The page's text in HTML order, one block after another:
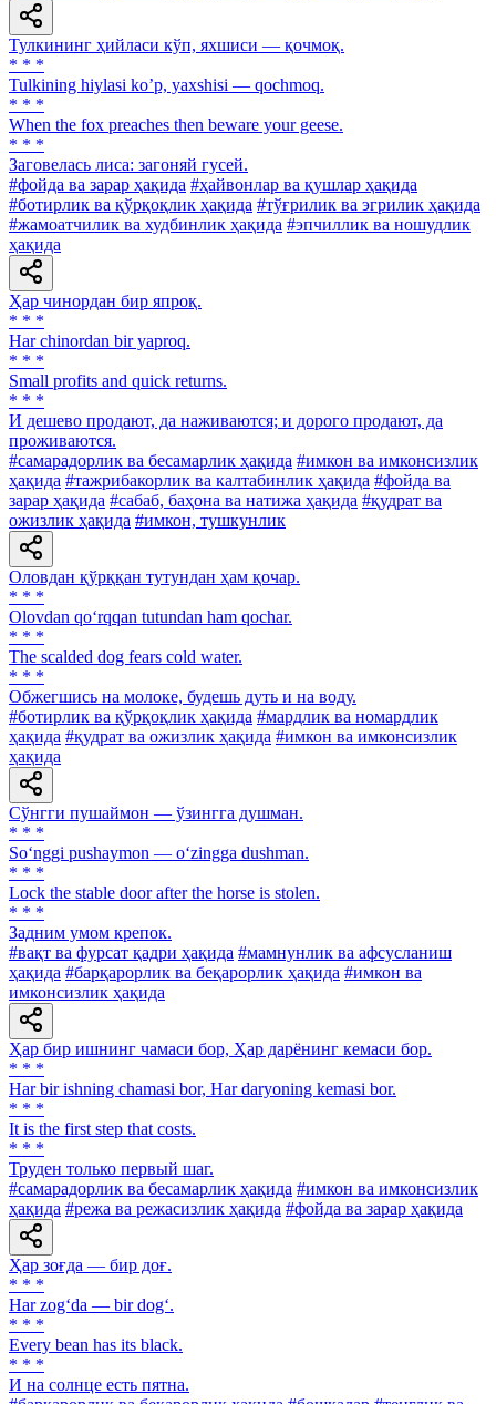
Тулкининг ҳийласи кўп, яхшиси — қочмоқ.
* * *
Tulkining hiylasi koʼp, yaxshisi — qochmoq.
* * *
When the fox preaches then beware your geese.
* * *
Заговелась лиса: загоняй гусей.
#фойда ва зарар ҳақида #ҳайвонлар ва қушлар ҳақида
#ботирлик ва қўрқоқлик ҳақида #тўғрилик ва эгрилик ҳақида
#жамоатчилик ва худбинлик ҳақида #эпчиллик ва ношудлик
ҳақида
Ҳар чинордан бир япроқ.
* * *
Har chinordan bir yaproq.
* * *
Small profits and quick returns.
* * *
И дешево продают, да наживаются; и дорого продают, да
проживаются.
#самарадорлик ва бесамарлик ҳақида #имкон ва имконсизлик
ҳақида #тажрибакорлик ва калтабинлик ҳақида #фойда ва
зарар ҳақида #сабаб, баҳона ва натижа ҳақида #қудрат ва
ожизлик ҳақида #имкон, тушкунлик
Оловдан қўрққан тутундан ҳам қочар.
* * *
Olovdan qo‘rqqan tutundan ham qochar.
* * *
The scalded dog fears cold water.
* * *
Обжегшись на молоке, будешь дуть и на воду.
#ботирлик ва қўрқоқлик ҳақида #мардлик ва номардлик
ҳақида #қудрат ва ожизлик ҳақида #имкон ва имконсизлик
ҳақида
Сўнгги пушаймон — ўзингга душман.
* * *
So‘nggi pushaymon — o‘zingga dushman.
* * *
Lock the stable door after the horse is stolen.
* * *
Задним умом крепок.
#вақт ва фурсат қадри ҳақида #мамнунлик ва афсусланиш
ҳақида #барқарорлик ва беқарорлик ҳақида #имкон ва
имконсизлик ҳақида
Ҳар бир ишнинг чамаси бор, Ҳар дарёнинг кемаси бор.
* * *
Har bir ishning chamasi bor, Har daryoning kemasi bor.
* * *
It is the first step that costs.
* * *
Труден только первый шаг.
#самарадорлик ва бесамарлик ҳақида #имкон ва имконсизлик
ҳақида #режа ва режасизлик ҳақида #фойда ва зарар ҳақида
Ҳар зоғда — бир доғ.
* * *
Har zog‘da — bir dog‘.
* * *
Every bean has its black.
* * *
И на солнце есть пятна.